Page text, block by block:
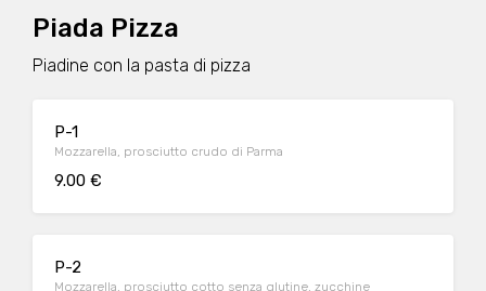
Piada Pizza
Piadine con la pasta di pizza
P-1
Mozzarella, prosciutto crudo di Parma
9.00 €
P-2
Mozzarella, prosciutto cotto senza glutine, zucchine